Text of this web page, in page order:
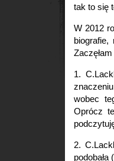
tak to się
W 2012
biografie,
Zaczęłam
1.
wobec
Oprócz
2.
podobała